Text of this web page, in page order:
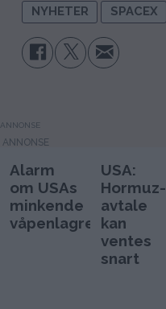
NYHETER
SPACEX
ANNONSE
Alarm
om USAs
minkende
våpenlagre
USA:
Hormuz-
avtale
kan
ventes
snart